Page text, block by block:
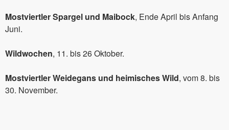
Mostviertler Spargel und Maibock, Ende April bis Anfang
Juni.
Wildwochen, 11. bis 26 Oktober.
Mostviertler Weidegans und heimisches Wild, vom 8. bis
30. November.